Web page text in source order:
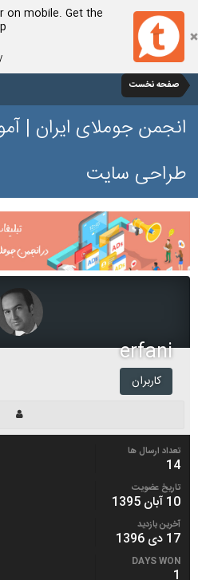
on mobile. Get the
صفحه نخست
انجمن جوملای ایران |
طراحی سایت
erfani
کاربران
تعداد ارسال ها
14
تاریخ عضویت
10 آبان 1395
آخرین بازدید
17 دی 1396
DAYS WON
1